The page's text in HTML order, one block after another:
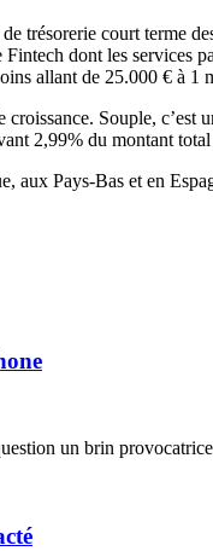
trésorerie court terme
dont les services
allant de 25.000 € à 1
Souple,
2,99% du montant
aux Pays-Bas et en
un brin